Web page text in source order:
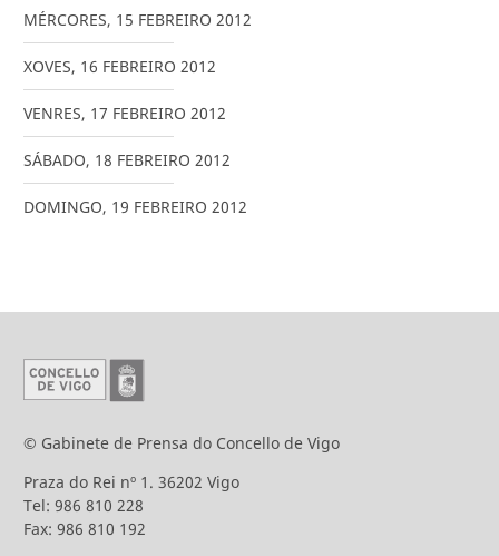
MÉRCORES, 15 FEBREIRO 2012
XOVES, 16 FEBREIRO 2012
VENRES, 17 FEBREIRO 2012
SÁBADO, 18 FEBREIRO 2012
DOMINGO, 19 FEBREIRO 2012
© Gabinete de Prensa do Concello de Vigo
Praza do Rei nº 1. 36202 Vigo
Tel: 986 810 228
Fax: 986 810 192